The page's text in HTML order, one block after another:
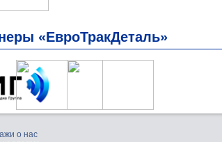
«ЕвроТракДеталь»
о нас